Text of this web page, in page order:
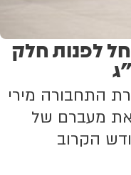
לפנות חלק
התחבורה מירי
מעברם של